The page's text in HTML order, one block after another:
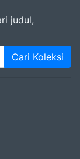
judul,
Cari Koleksi